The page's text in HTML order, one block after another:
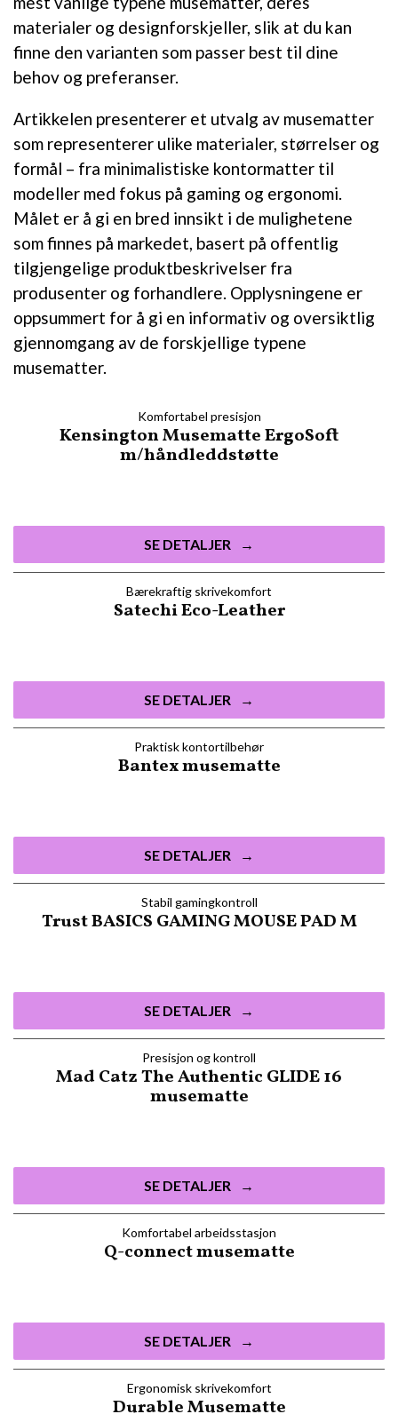
materialer og designforskjeller, slik at du kan
finne den varianten som passer best til dine
behov og preferanser.
Artikkelen presenterer et utvalg av musematter
som representerer ulike materialer, størrelser og
formål – fra minimalistiske kontormatter til
modeller med fokus på gaming og ergonomi.
Målet er å gi en bred innsikt i de mulighetene
som finnes på markedet, basert på offentlig
tilgjengelige produktbeskrivelser fra
produsenter og forhandlere. Opplysningene er
oppsummert for å gi en informativ og oversiktlig
gjennomgang av de forskjellige typene
musematter.
Komfortabel presisjon
Kensington Musematte ErgoSoft
m/håndleddstøtte
SE DETALJER
Bærekraftig skrivekomfort
Satechi Eco-Leather
SE DETALJER
Praktisk kontortilbehør
Bantex musematte
SE DETALJER
Stabil gamingkontroll
Trust BASICS GAMING MOUSE PAD M
SE DETALJER
Presisjon og kontroll
Mad Catz The Authentic GLIDE 16
musematte
SE DETALJER
Komfortabel arbeidsstasjon
Q-connect musematte
SE DETALJER
Ergonomisk skrivekomfort
Durable Musematte